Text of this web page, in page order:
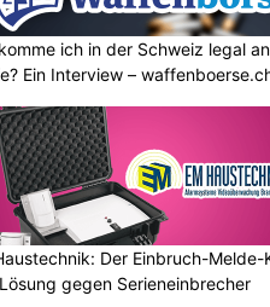
ich in der Schweiz legal
Ein Interview –
Der Einbruch-Melde-
gegen Serieneinbrecher